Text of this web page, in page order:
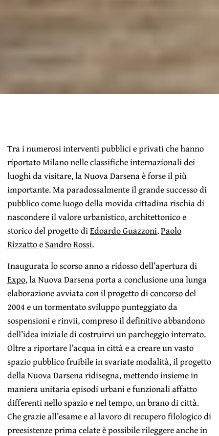
Tra i numerosi interventi pubblici e privati che hanno
riportato Milano nelle classifiche internazionali dei
luoghi da visitare, la Nuova Darsena è forse il più
importante. Ma paradossalmente il grande successo di
pubblico come luogo della movida cittadina rischia di
nascondere il valore urbanistico, architettonico e
storico del progetto diEdoardo Guazzoni,Paolo
RizzattoeSandro Rossi.
Inaugurata lo scorso anno a ridosso dell’apertura di
Expo, la Nuova Darsena porta a conclusione una lunga
elaborazione avviata con il progetto diconcorsodel
2004 e un tormentato sviluppo punteggiato da
sospensioni e rinvii, compreso il definitivo abbandono
dell’idea iniziale di costruirvi un parcheggio interrato.
Oltre a riportare l’acqua in città e a creare un vasto
spazio pubblico fruibile in svariate modalità, il progetto
della Nuova Darsena ridisegna, mettendo insieme in
maniera unitaria episodi urbani e funzionali affatto
differenti nello spazio e nel tempo, un brano di città.
Che grazie all’esame e al lavoro di recupero filologico di
preesistenze prima celate è possibile rileggere anche in